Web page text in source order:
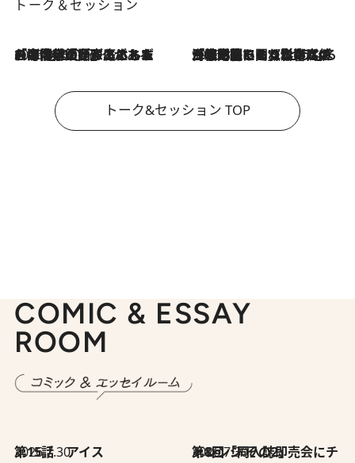
トーク＆セッション
2026.8.3
「今後値上げがあるとすれば…」「リスクがあるのは今年の冬」エネルギー専門家が語る、ホルムズ海峡封鎖が家庭にもたらす“ある心配” 2026.8.3
「住宅建てられない…」「サーチャージ料の高値が続いている」ホルムズ海峡封鎖による影響はいつまで続く？《エネルギー専門家に聞く“どうなる日本の暮らし”》
トーク&セッション TOP
COMIC & ESSAY
ROOM
2026.7.30
第15話 アイス 2026.7.30
第8回「同人誌即売会にチャレンジ その2」